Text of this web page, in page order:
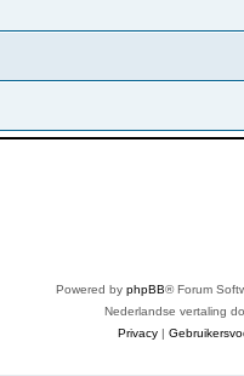
Powered by phpBB® Forum
Nederlandse vertaling
Privacy |